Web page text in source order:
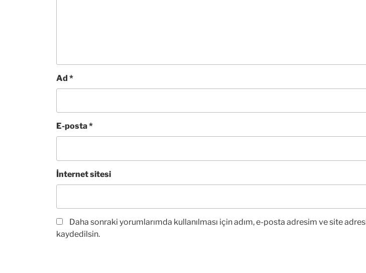
Ad *
E-posta*
İnternet sitesi
Daha sonraki yorumlarımda kullanılması için adım, e-posta adresim ve site
kaydedilsin.